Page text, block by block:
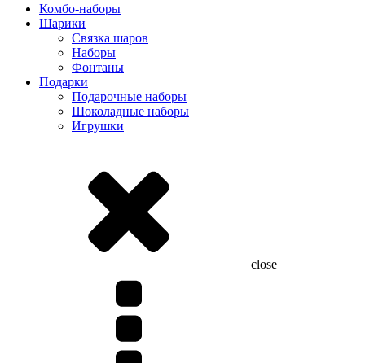
Комбо-наборы
Шарики
Связка шаров
Наборы
Фонтаны
Подарки
Подарочные наборы
Шоколадные наборы
Игрушки
close